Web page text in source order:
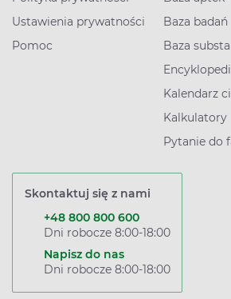
Ustawienia prywatności
Pomoc
Baza badań
Baza
Kalendarz
Kalkulatory
Pytanie do
Skontaktuj się z nami
+48 800 800 600
Dni robocze 8:00-18:00
Napisz do nas
Dni robocze 8:00-18:00